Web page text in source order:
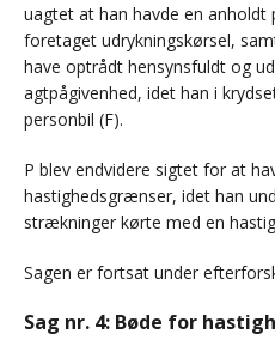
uagtet at han havde en anholdt
foretaget udrykningskørsel,
have optrådt hensynsfuldt og
agtpågivenhed, idet han i
personbil (F).
P blev endvidere sigtet for at
hastighedsgrænser, idet han
strækninger kørte med en
Sagen er fortsat under
Sag nr. 4: Bøde for